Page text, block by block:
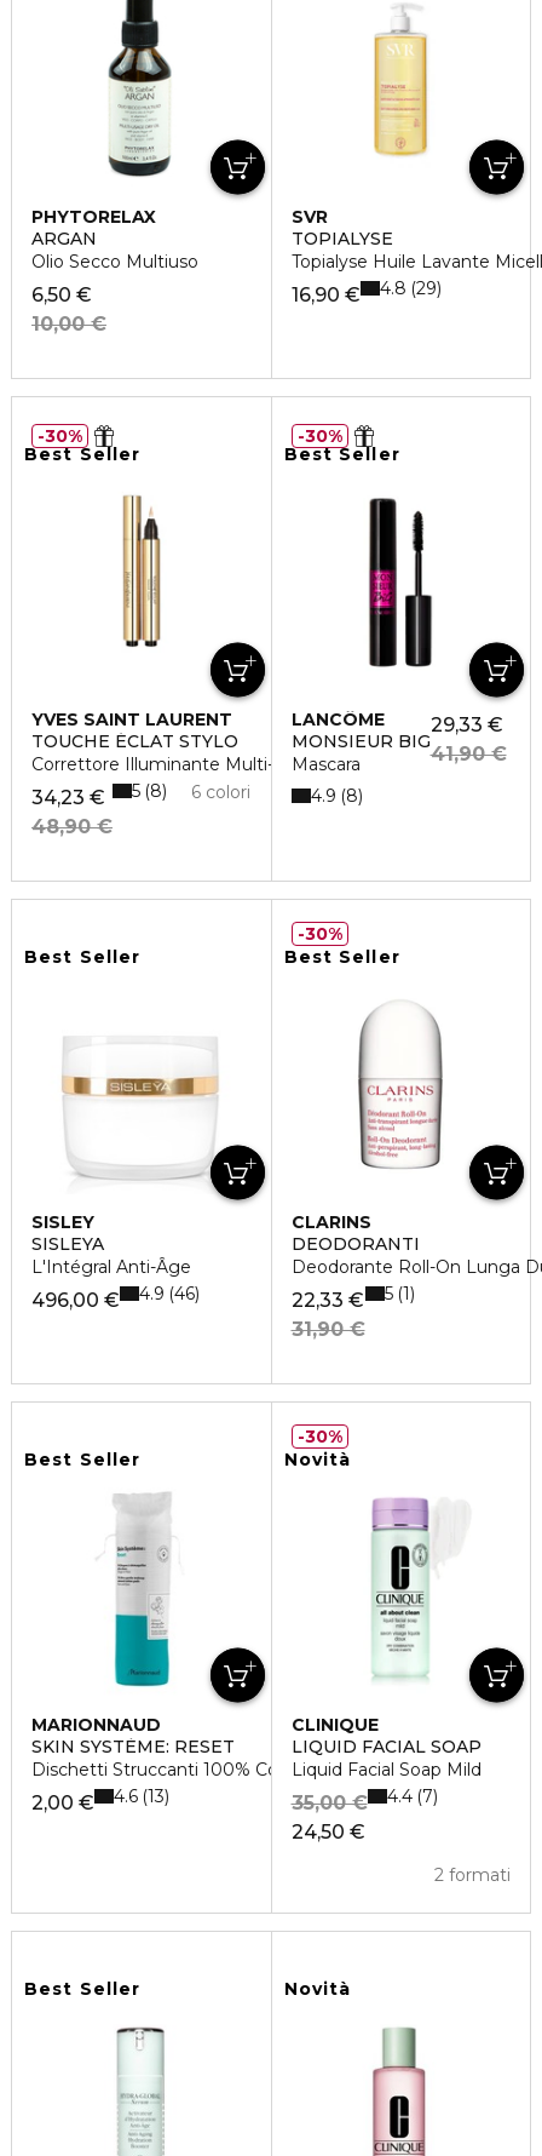
PHYTORELAX
ARGAN
Olio Secco Multiuso
6,50 €
10,00 €
SVR
TOPIALYSE
Topialyse Huile Lavante
16,90 € 4.8 29
Best Seller
YVES SAINT LAURENT
TOUCHE ÉCLAT STYLO
Correttore Illuminante Multi-Uso
34,23 €
48,90 €
6 colori
5 8
30%
Best Seller
LANCÔME
MONSIEUR BIG
Mascara
29,33 €
41,90 €
4.9 8
30%
Best Seller
SISLEY
SISLEYA
L'Intégral Anti-Âge
496,00 € 4.9 46
Best Seller
CLARINS
DEODORANTI
Deodorante Roll-On Lunga
22,33 €
31,90 €
5 1
30%
Best Seller
MARIONNAUD
SKIN SYSTÈME: RESET
Dischetti Struccanti 100% Cotone
2,00 € 4.6 13
Novità
CLINIQUE
LIQUID FACIAL SOAP
Liquid Facial Soap Mild
24,50 €
35,00 €
2 formati
4.4 7
30%
Best Seller Novità